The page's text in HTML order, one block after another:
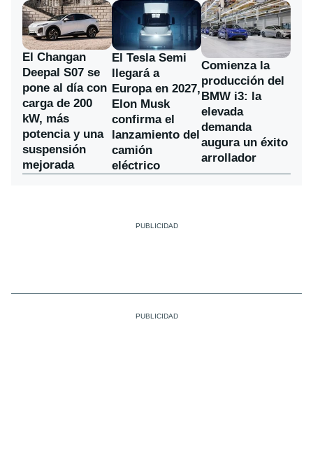
El Changan
Deepal S07 se
pone al día con
carga de 200
kW, más
potencia y una
suspensión
mejorada
El Tesla Semi
llegará a
Europa en 2027,
Elon Musk
confirma el
lanzamiento del
camión
eléctrico
Comienza la
producción del
BMW i3: la
elevada
demanda
augura un éxito
arrollador